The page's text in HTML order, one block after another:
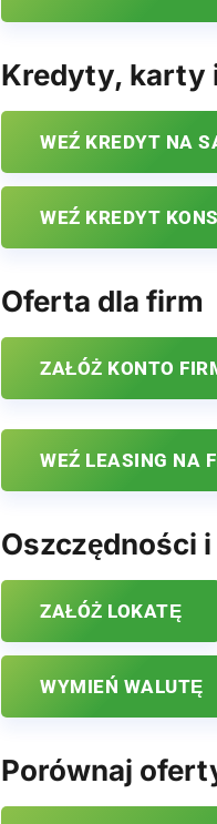
Kredyty, karty
WEŹ KREDYT NA
WEŹ KREDYT
Oferta dla firm
ZAŁÓŻ KONTO
WEŹ LEASING NA
Oszczędności
ZAŁÓŻ LOKATĘ
WYMIEŃ WALUTĘ
Porównaj